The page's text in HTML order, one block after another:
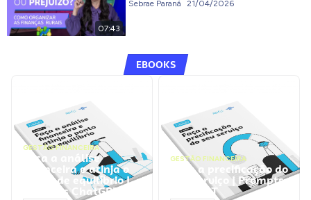
07:43
Sebrae Paraná 21/04/2026
EBOOKS
GESTÃO FINANCEIRA
Faça a análise
financeira e atinja o
ponto de equilíbrio |
Prompts ChatGPT
GESTÃO FINANCEIRA
Faça a precificação do
seu serviço | Prompts
ChatGPT